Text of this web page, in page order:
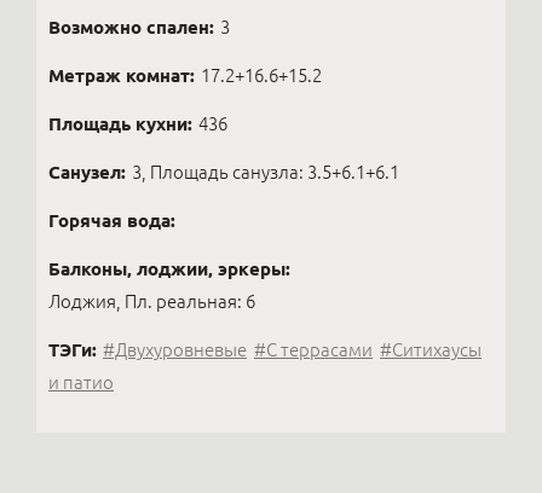
Возможно спален: 3
Метраж комнат: 17.2+16.6+15.2
Площадь кухни: 436
Санузел: 3, Площадь санузла: 3.5+6.1+6.1
Горячая вода:
Балконы, лоджии, эркеры:
Лоджия, Пл. реальная: 6
ТЭГи: #Двухуровневые #С террасами #Ситихаусы
и патио